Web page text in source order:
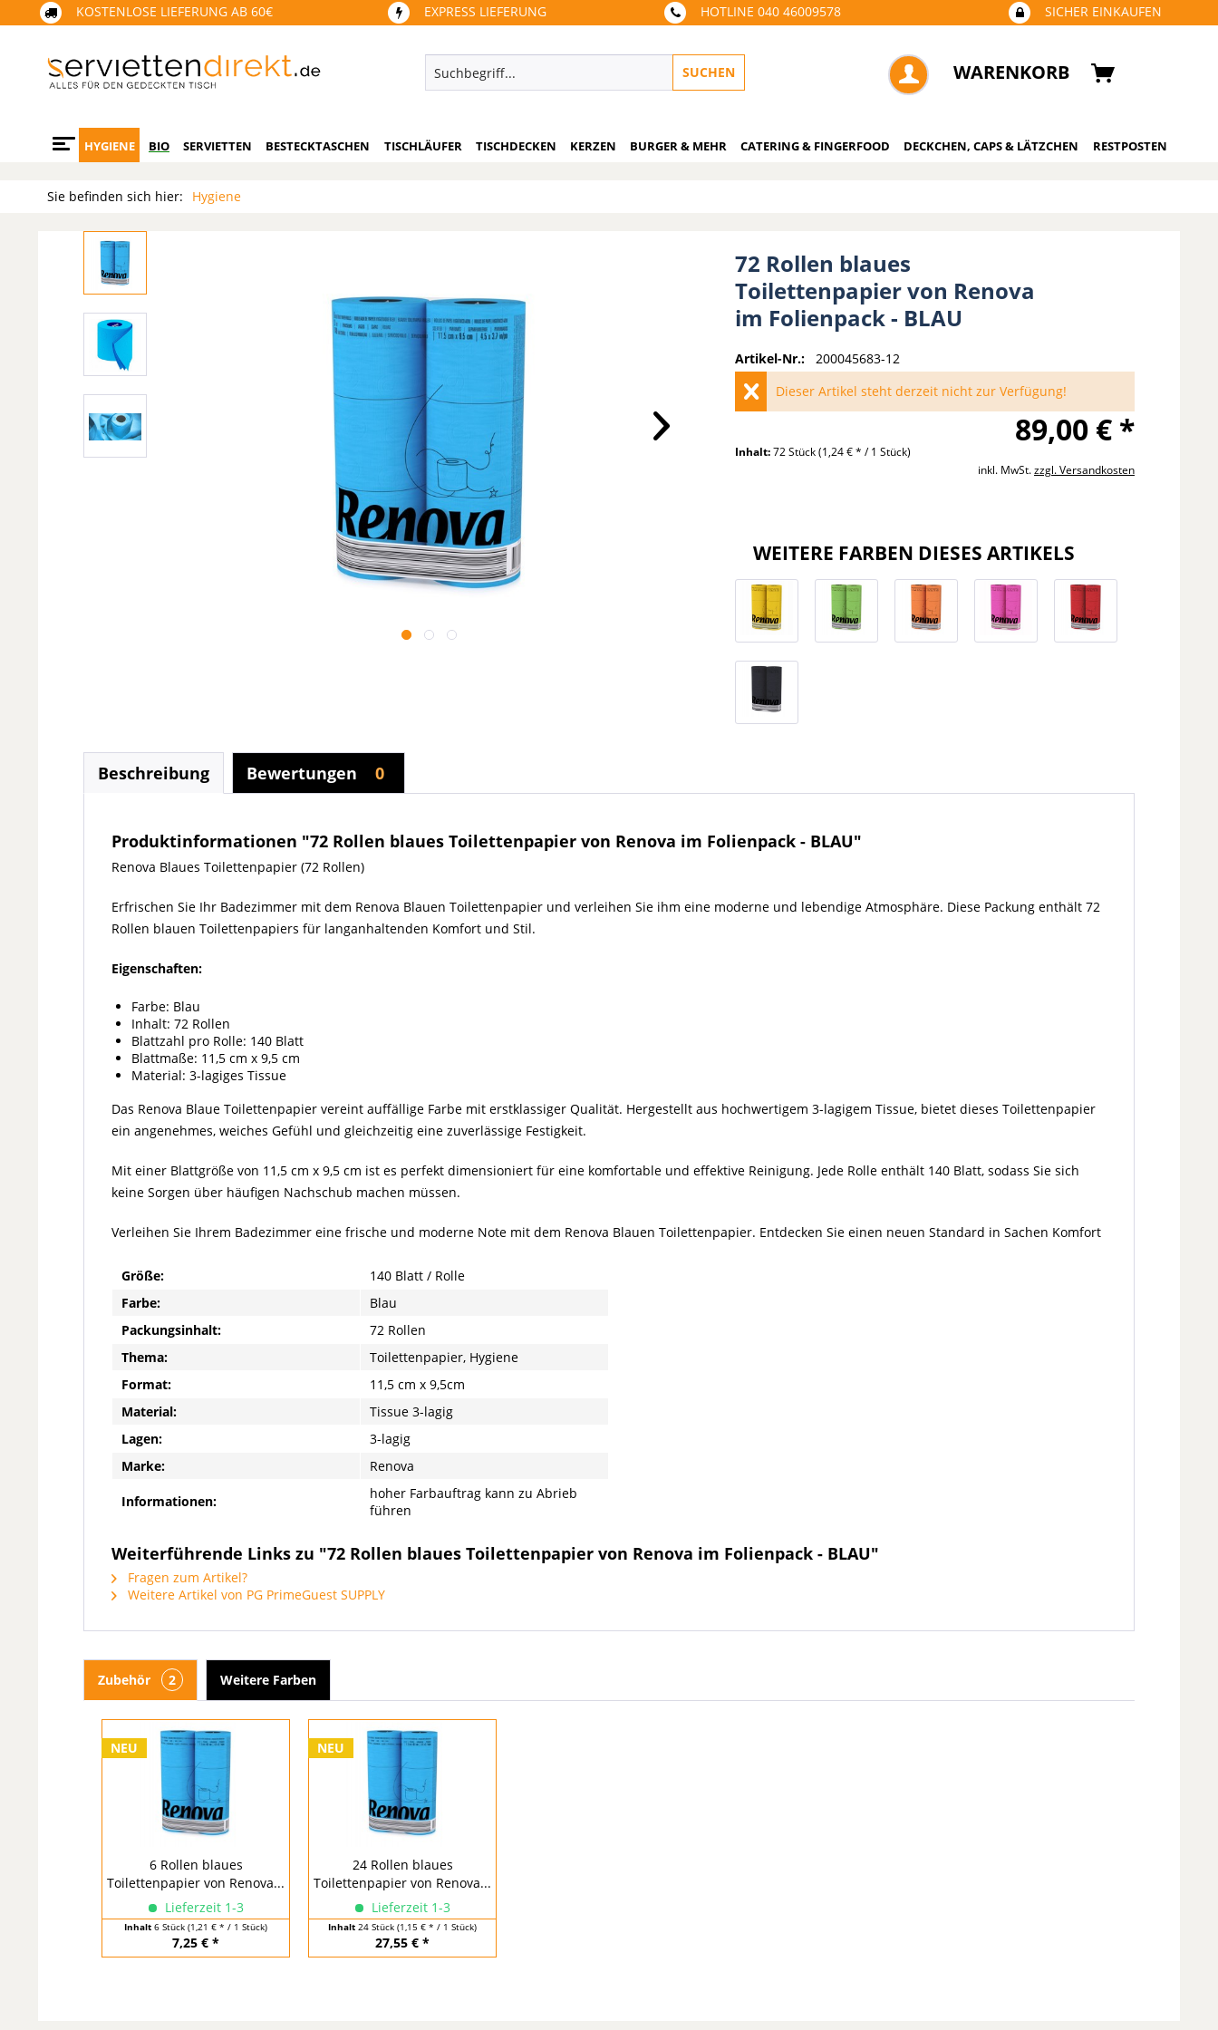
KOSTENLOSE LIEFERUNG AB 60€ EXPRESS LIEFERUNG HOTLINE 040 46009578 SICHER EINKAUFEN
SUCHEN WARENKORB
HYGIENE BIO SERVIETTEN BESTECKTASCHEN TISCHLÄUFER TISCHDECKEN KERZEN BURGER & MEHR CATERING & FINGERFOOD DECKCHEN, CAPS & LÄTZCHEN RESTPOSTEN
Sie befinden sich hier: Hygiene
72 Rollen blaues
Toilettenpapier von Renova
im Folienpack - BLAU
Artikel-Nr.:
200045683-12
Dieser Artikel steht derzeit nicht zur Verfügung!
89,00 € *
Inhalt:72 Stück(1,24 € * / 1 Stück)
inkl. MwSt.zzgl. Versandkosten
WEITERE FARBEN DIESES ARTIKELS
Beschreibung Bewertungen 0
Produktinformationen "72 Rollen blaues Toilettenpapier von Renova im Folienpack - BLAU"
Renova Blaues Toilettenpapier (72 Rollen)
Erfrischen Sie Ihr Badezimmer mit dem Renova Blauen Toilettenpapier und verleihen Sie ihm eine moderne und lebendige Atmosphäre. Diese Packung enthält 72
Rollen blauen Toilettenpapiers für langanhaltenden Komfort und Stil.
Eigenschaften:
Farbe: Blau
Inhalt: 72 Rollen
Blattzahl pro Rolle: 140 Blatt
Blattmaße: 11,5 cm x 9,5 cm
Material: 3-lagiges Tissue
Das Renova Blaue Toilettenpapier vereint auffällige Farbe mit erstklassiger Qualität. Hergestellt aus hochwertigem 3-lagigem Tissue, bietet dieses Toilettenpapier
ein angenehmes, weiches Gefühl und gleichzeitig eine zuverlässige Festigkeit.
Mit einer Blattgröße von 11,5 cm x 9,5 cm ist es perfekt dimensioniert für eine komfortable und effektive Reinigung. Jede Rolle enthält 140 Blatt, sodass Sie sich
keine Sorgen über häufigen Nachschub machen müssen.
Verleihen Sie Ihrem Badezimmer eine frische und moderne Note mit dem Renova Blauen Toilettenpapier. Entdecken Sie einen neuen Standard in Sachen Komfort
Größe:
140 Blatt / Rolle
Farbe:
Blau
Packungsinhalt:
72 Rollen
Thema:
Toilettenpapier, Hygiene
Format:
11,5 cm x 9,5cm
Material:
Tissue 3-lagig
Lagen:
3-lagig
Marke:
Renova
Informationen:
hoher Farbauftrag kann zu Abrieb
führen
Weiterführende Links zu "72 Rollen blaues Toilettenpapier von Renova im Folienpack - BLAU"
Fragen zum Artikel?
Weitere Artikel von PG PrimeGuest SUPPLY
Zubehör 2 Weitere Farben
NEU
6 Rollen blaues
Toilettenpapier von Renova...
Lieferzeit 1-3
Inhalt 6 Stück (1,21 € * / 1 Stück)
7,25 € *
NEU
24 Rollen blaues
Toilettenpapier von Renova...
Lieferzeit 1-3
Inhalt 24 Stück (1,15 € * / 1 Stück)
27,55 € *